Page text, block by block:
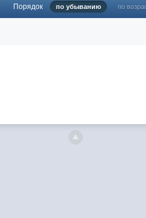
Порядок по убыванию по